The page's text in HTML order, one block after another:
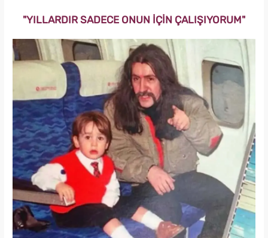
"YILLARDIR SADECE ONUN İÇİN ÇALIŞIYORUM"